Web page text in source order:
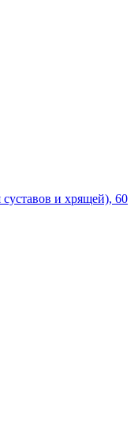
и хрящей), 60